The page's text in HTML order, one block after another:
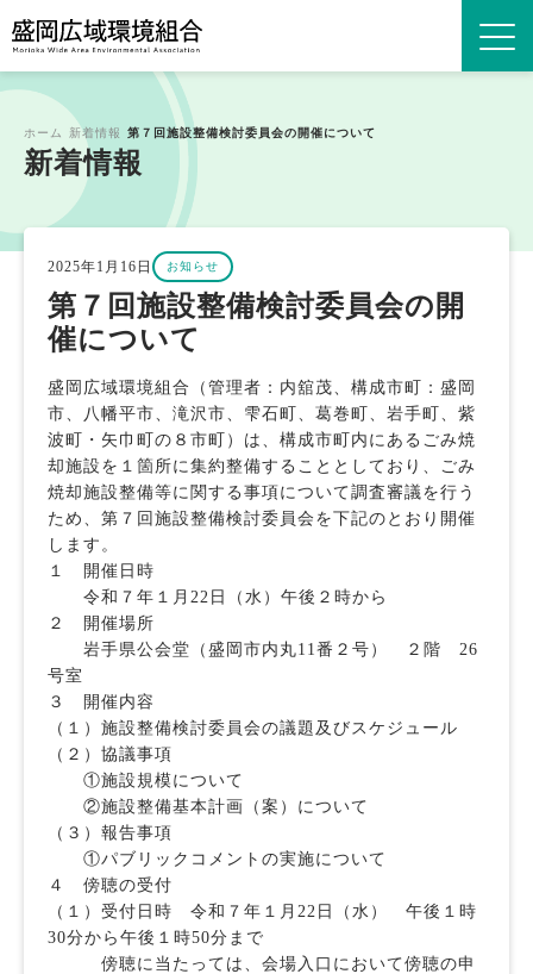
ホーム 新着情報 第７回施設整備検討委員会の開催について
新着情報
2025年1月16日 お知らせ
第７回施設整備検討委員会の開
催について
盛岡広域環境組合（管理者：内舘茂、構成市町：盛岡
市、八幡平市、滝沢市、雫石町、葛巻町、岩手町、紫
波町・矢巾町の８市町）は、構成市町内にあるごみ焼
却施設を１箇所に集約整備することとしており、ごみ
焼却施設整備等に関する事項について調査審議を行う
ため、第７回施設整備検討委員会を下記のとおり開催
します。
１ 開催日時
令和７年１月22日（水）午後２時から
２ 開催場所
岩手県公会堂（盛岡市内丸11番２号） ２階 26
号室
３ 開催内容
（１）施設整備検討委員会の議題及びスケジュール
（２）協議事項
①施設規模について
②施設整備基本計画（案）について
（３）報告事項
①パブリックコメントの実施について
４ 傍聴の受付
（１）受付日時 令和７年１月22日（水） 午後１時
30分から午後１時50分まで
傍聴に当たっては、会場入口において傍聴の申